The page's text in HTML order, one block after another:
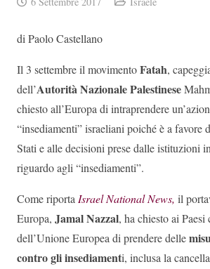
di Paolo Castellano
Il 3 settembre il movimentoFatah,
dell’Autorità Nazionale Palestinese
chiesto all’Europa di intraprendere
“insediamenti” israeliani poiché è a favore
Stati e alle decisioni prese dalle istituzioni
riguardo agli “insediamenti”.
Come riportaIsrael National News, il
Europa, Jamal Nazzal, ha chiesto ai
dell’Unione Europea di prendere delle
contro gli insediamenti, inclusa la